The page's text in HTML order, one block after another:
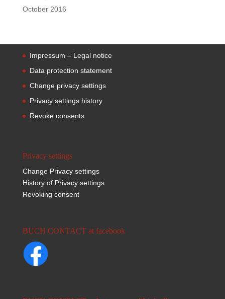
October 2016
Impressum – Legal notice
Data protection statement
Change privacy settings
Privacy settings history
Revoke consents
Privacy settings
Change Privacy settings
History of Privacy settings
Revoking consent
BUCH CONTACT at facebook